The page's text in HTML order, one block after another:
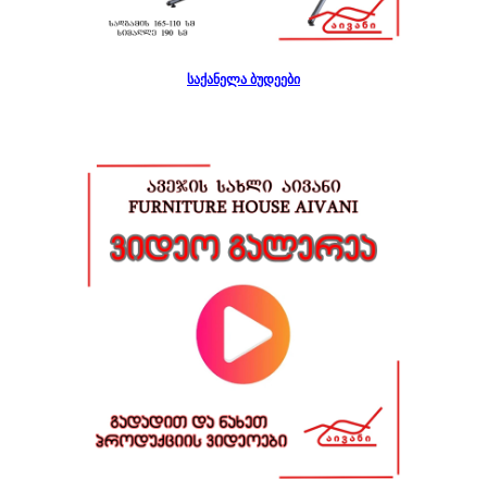
საქანელა ბუდეები